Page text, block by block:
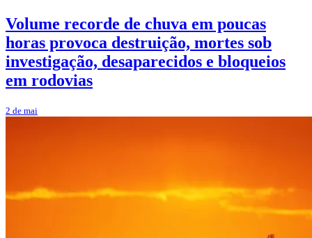
Volume recorde de chuva em poucas
horas provoca destruição, mortes sob
investigação, desaparecidos e bloqueios
em rodovias
2 de mai